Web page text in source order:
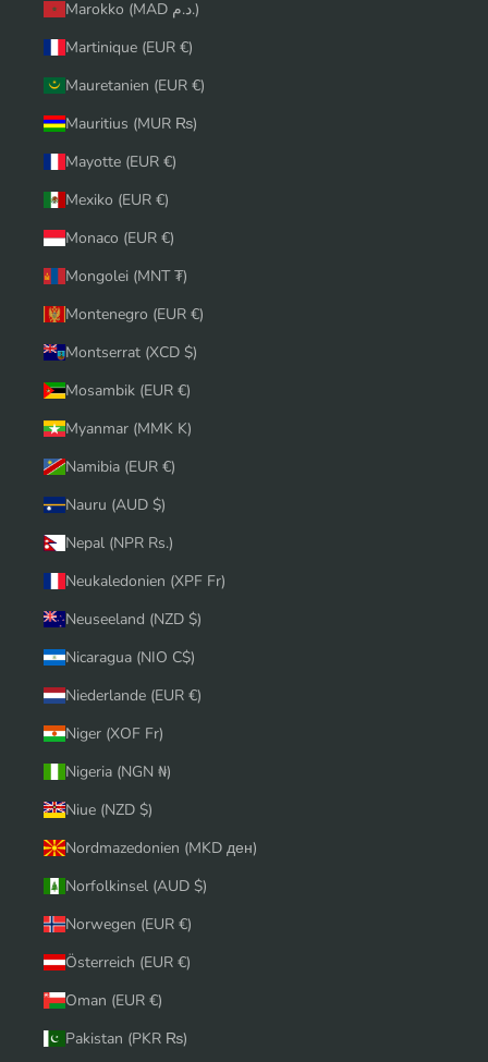
Marokko (MAD د.م.)
Martinique (EUR €)
Mauretanien (EUR €)
Mauritius (MUR ₨)
Mayotte (EUR €)
Mexiko (EUR €)
Monaco (EUR €)
Mongolei (MNT ₮)
Montenegro (EUR €)
Montserrat (XCD $)
Mosambik (EUR €)
Myanmar (MMK K)
Namibia (EUR €)
Nauru (AUD $)
Nepal (NPR Rs.)
Neukaledonien (XPF Fr)
Neuseeland (NZD $)
Nicaragua (NIO C$)
Niederlande (EUR €)
Niger (XOF Fr)
Nigeria (NGN ₦)
Niue (NZD $)
Nordmazedonien (MKD ден)
Norfolkinsel (AUD $)
Norwegen (EUR €)
Österreich (EUR €)
Oman (EUR €)
Pakistan (PKR ₨)